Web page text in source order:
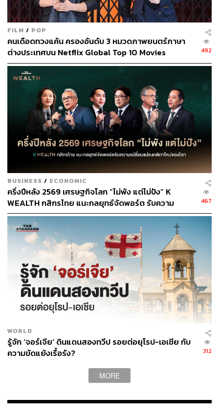
พิสูจน์อักษร: พรนภัส ชำนาญค้า
อ้างอิง:
https://www.bloomberg.com/news/articles/2020-12-0
1/netflix-plans-to-double-spending-on-original-conte
nt-in-asia?sref=CVqPBMVg
https://www.netflix.com/title/80180171
สามารถติดตาม THE STANDARD WEALTH
ผ่านแอปพลิเคชันต่างๆ ที่คุณสะดวกหรือใช้งานอยู่แล้วได้เลย
TAGS: Original Content Netflix Asia
ABOUT THE AUTHOR
ถนัดกิจ จันกิเสน
Content Creator ประจำกองบรรณาธิการ
ธุรกิจ การตลาด เทคโนโลยี และชอบสำรวจ
โลกออฟไลน์และออนไลน์มาถอดรหัสความ
เคลื่อนไหวให้เป็นเรื่องเข้าใจง่าย สนุก และได้
FILM / POP
คนเดือดทวงแค้น ครองอันดับ 3 หมวดภาพยนตร์ภาษา
ต่างประเทศบน Netflix Global Top 10 Movies
492
BUSINESS / ECONOMIC
ครึ่งปีหลัง 2569 เศรษฐกิจโลก “ไม่พัง แต่ไม่ปัง” K
WEALTH กสิกรไทย แนะกลยุทธ์จัดพอร์ต รับความ
เปลี่ยนแปลงกติกาใหม่ของโลก
467
WORLD
รู้จัก ‘จอร์เจีย’ ดินแดนสองทวีป รอยต่อยุโรป-เอเชีย กับ
ความขัดแย้งเรื้อรัง?
312
MORE